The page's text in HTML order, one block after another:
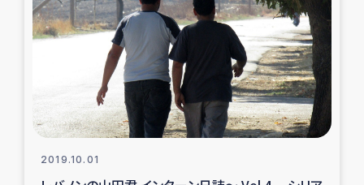
ガザ地区における被災住民への緊急支援
ガザ地区酪農を通した女性グループの生計支援
ふりかけ普及と食生活改善による栄養改善事業
2019.10.01